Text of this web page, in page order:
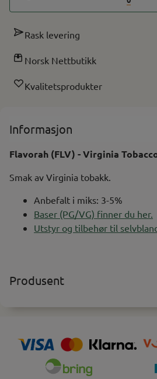
Rask levering
Norsk Nettbutikk
Kvalitetsprodukter
Informasjon
Flavorah (FLV) - Virginia
Smak av Virginia tobakk.
Anbefalt i miks: 3-5%
Baser (PG/VG) finner du her.
Utstyr og tilbehør til
Produsent